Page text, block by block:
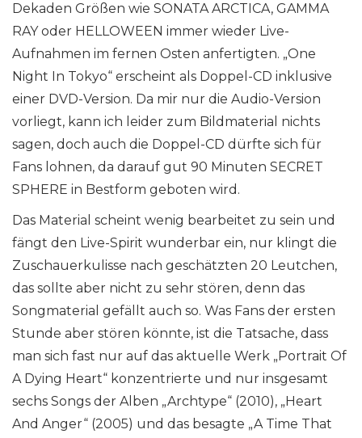
Dekaden Größen wie SONATA ARCTICA, GAMMA
RAY oder HELLOWEEN immer wieder Live-
Aufnahmen im fernen Osten anfertigten. „One
Night In Tokyo“ erscheint als Doppel-CD inklusive
einer DVD-Version. Da mir nur die Audio-Version
vorliegt, kann ich leider zum Bildmaterial nichts
sagen, doch auch die Doppel-CD dürfte sich für
Fans lohnen, da darauf gut 90 Minuten SECRET
SPHERE in Bestform geboten wird.
Das Material scheint wenig bearbeitet zu sein und
fängt den Live-Spirit wunderbar ein, nur klingt die
Zuschauerkulisse nach geschätzten 20 Leutchen,
das sollte aber nicht zu sehr stören, denn das
Songmaterial gefällt auch so. Was Fans der ersten
Stunde aber stören könnte, ist die Tatsache, dass
man sich fast nur auf das aktuelle Werk „Portrait Of
A Dying Heart“ konzentrierte und nur insgesamt
sechs Songs der Alben „Archtype“ (2010), „Heart
And Anger“ (2005) und das besagte „A Time That